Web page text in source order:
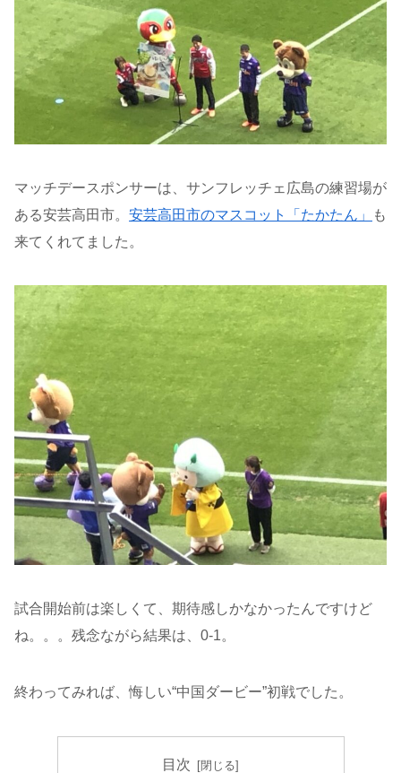
マッチデースポンサーは、サンフレッチェ広島の練習場が
ある安芸高田市。 安芸高田市のマスコット「たかたん」
も
来てくれてました。
試合開始前は楽しくて、期待感しかなかったんですけど
ね。。。残念ながら結果は、0-1。
終わってみれば、悔しい“中国ダービー”初戦でした。
目次